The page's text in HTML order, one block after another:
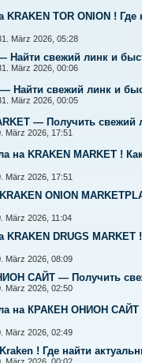
TOR ONION !
März 2026, 05:28
свежий линк и
März 2026, 00:06
Найти свежий линк и
März 2026, 00:05
— Получить свежий
März 2026, 17:51
на KRAKEN MARKET !
März 2026, 17:51
ONION
März 2026, 11:04
DRUGS
März 2026, 08:09
САЙТ — Получить
März 2026, 02:50
на КРАКЕН ОНИОН САЙТ
März 2026, 02:49
! Где найти
März 2026, 00:02